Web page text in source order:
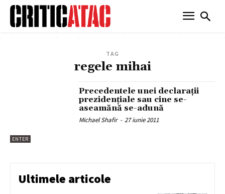
TAG
regele mihai
ENTER
Precedentele unei declarații
prezidențiale sau cine se-
aseamănă se-adună
Michael Shafir - 27 iunie 2011
Ultimele articole